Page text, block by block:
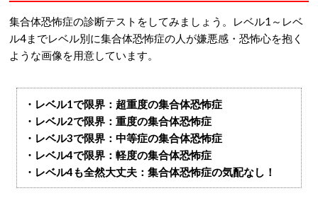
集合体恐怖症の診断テストをしてみましょう。レベル1～レベ
ル4までレベル別に集合体恐怖症の人が嫌悪感・恐怖心を抱く
ような画像を用意しています。
・レベル1で限界：超重度の集合体恐怖症
・レベル2で限界：重度の集合体恐怖症
・レベル3で限界：中等症の集合体恐怖症
・レベル4で限界：軽度の集合体恐怖症
・レベル4も全然大丈夫：集合体恐怖症の気配なし！